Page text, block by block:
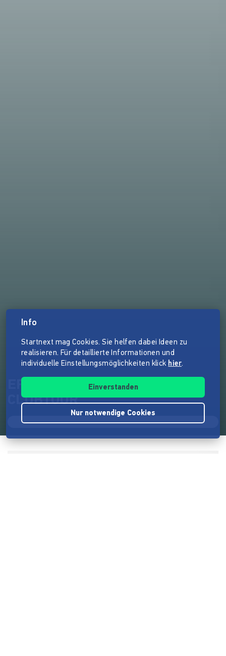
EP "Bleiben reicht" - 1.
CLUBTOUR
Info
Startnext mag Cookies. Sie helfen dabei Ideen zu
realisieren. Für detaillierte Informationen und
individuelle Einstellungsmöglichkeiten klick hier.
Einverstanden
Nur notwendige Cookies